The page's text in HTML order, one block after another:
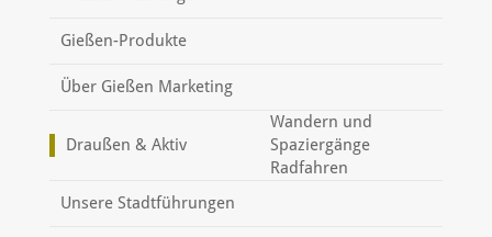
Gießen-Produkte
Über Gießen Marketing
Draußen & Aktiv
Wandern und
Spaziergänge
Radfahren
Unsere Stadtführungen